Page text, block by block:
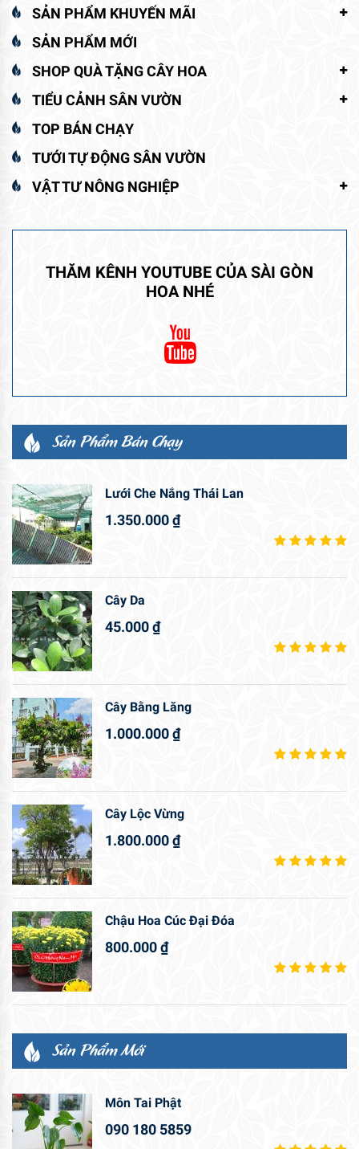
SẢN PHẨM KHUYẾN MÃI
SẢN PHẨM MỚI
SHOP QUÀ TẶNG CÂY HOA
TIỂU CẢNH SÂN VƯỜN
TOP BÁN CHẠY
TƯỚI TỰ ĐỘNG SÂN VƯỜN
VẬT TƯ NÔNG NGHIỆP
THĂM KÊNH YOUTUBE CỦA SÀI GÒN
HOA NHÉ
Sản Phẩm Bán Chạy
Lưới Che Nắng Thái Lan
1.350.000₫
Cây Da
45.000₫
Cây Bằng Lăng
1.000.000₫
Cây Lộc Vừng
1.800.000₫
Chậu Hoa Cúc Đại Đóa
800.000₫
Sản Phẩm Mới
Môn Tai Phật
090 180 5859